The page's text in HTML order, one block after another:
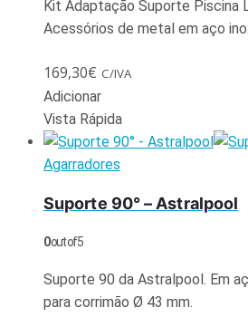
Kit Adaptação Suporte Piscina
Acessórios de metal em aço
169,30€ C/IVA
Adicionar
Vista Rápida
Agarradores
Suporte 90° – Astralpool
0out of 5
Suporte 90 da Astralpool. Em
para corrimão Ø 43 mm.